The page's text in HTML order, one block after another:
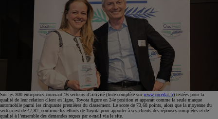
Sur les 300 entreprises couvrant 16 secteurs d’activité (liste complète surwww.cocedal.fr) testées pour la
qualité de leur relation client en ligne, Toyota figure en 24e position et apparaît comme la seule marque
automobile parmi les cinquante premières du classement. Le score de 73,68 points, alors que la moyenne du
secteur est de 47,87, confirme les efforts de Toyota pour apporter à ses clients des réponses complètes et de
qualité à l’ensemble des demandes reçues par e-mail via le site.